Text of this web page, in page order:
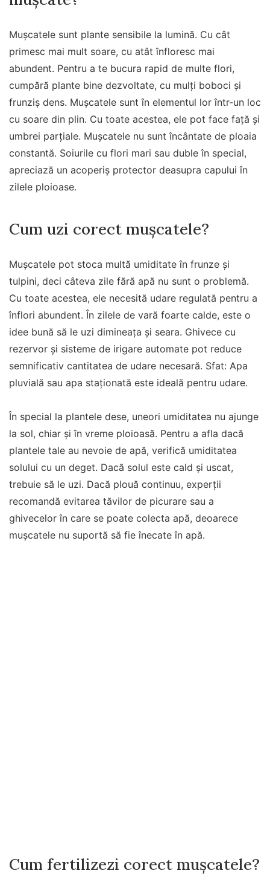
Mușcatele sunt plante sensibile la lumină. Cu cât
primesc mai mult soare, cu atât înfloresc mai
abundent. Pentru a te bucura rapid de multe flori,
cumpără plante bine dezvoltate, cu mulți boboci și
frunziș dens. Mușcatele sunt în elementul lor într-un loc
cu soare din plin. Cu toate acestea, ele pot face față și
umbrei parțiale. Mușcatele nu sunt încântate de ploaia
constantă. Soiurile cu flori mari sau duble în special,
apreciază un acoperiș protector deasupra capului în
zilele ploioase.
Cum uzi corect mușcatele?
Mușcatele pot stoca multă umiditate în frunze și
tulpini, deci câteva zile fără apă nu sunt o problemă.
Cu toate acestea, ele necesită udare regulată pentru a
înflori abundent. În zilele de vară foarte calde, este o
idee bună să le uzi dimineața și seara. Ghivece cu
rezervor și sisteme de irigare automate pot reduce
semnificativ cantitatea de udare necesară. Sfat: Apa
pluvială sau apa staționată este ideală pentru udare.
În special la plantele dese, uneori umiditatea nu ajunge
la sol, chiar și în vreme ploioasă. Pentru a afla dacă
plantele tale au nevoie de apă, verifică umiditatea
solului cu un deget. Dacă solul este cald și uscat,
trebuie să le uzi. Dacă plouă continuu, experții
recomandă evitarea tăvilor de picurare sau a
ghivecelor în care se poate colecta apă, deoarece
mușcatele nu suportă să fie înecate în apă.
Cum fertilizezi corect mușcatele?